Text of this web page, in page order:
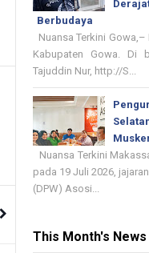
Berbudaya
Nuansa Terkini
Kabupaten Gowa. Di
Tajuddin Nur, http://S...
Nuansa Terkini
pada 19 Juli 2026,
(DPW) Asosi...
This Month's News